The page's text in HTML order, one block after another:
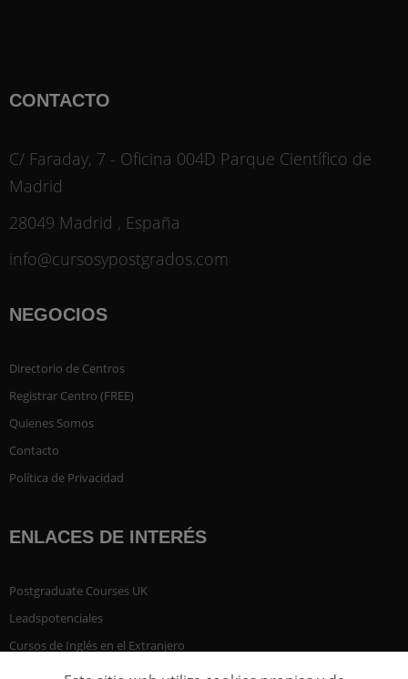
CONTACTO
C/ Faraday, 7 - Oficina 004D Parque Científico de
Madrid
28049 Madrid , España
info@cursosypostgrados.com
NEGOCIOS
Directorio de Centros
Registrar Centro (FREE)
Quienes Somos
Contacto
Política de Privacidad
ENLACES DE INTERÉS
Postgraduate Courses UK
Leadspotenciales
Cursos de Inglés en el Extranjero